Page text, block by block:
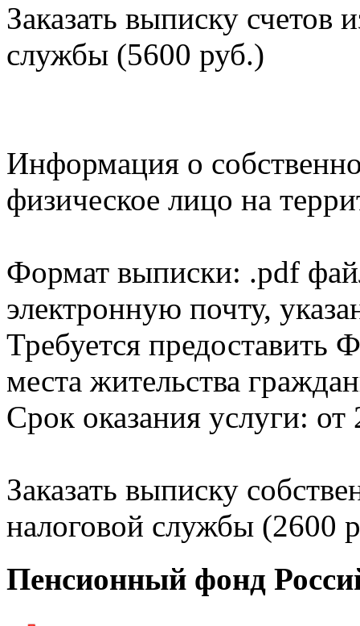
Заказать выписку счетов
службы (5600 руб.)
Информация о
физическое лицо на
Формат выписки: .pdf
электронную почту,
Требуется
места жительства
Срок оказания услуги: от
Заказать выписку
налоговой службы (2600
Пенсионный фонд